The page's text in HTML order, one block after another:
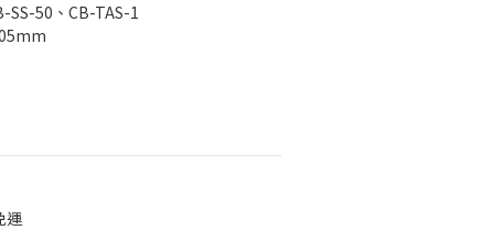
SS-50、CB-TAS-1
運